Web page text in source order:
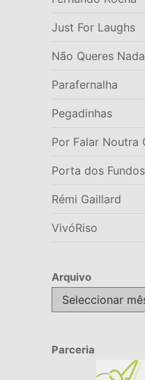
Just For Laughs
Não Queres Nada
Parafernalha
Pegadinhas
Por Falar Noutra
Porta dos Fundos
Rémi Gaillard
VivóRiso
Arquivo
Arquivo
Parceria